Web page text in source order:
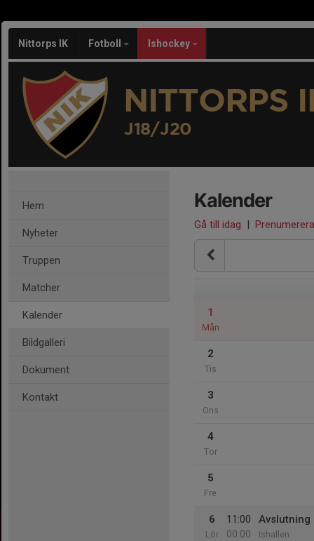
Nittorps IK Fotboll Ishockey
NITTORPS
J18/J20
Hem
Nyheter
Truppen
Matcher
Kalender
Bildgalleri
Dokument
Kontakt
Kalender
Gå till idag | Prenumerera
1
Mån
2
Tis
3
Ons
4
Tor
5
Fre
6
Lör
11:00
00:00
Avslutning
Ishallen